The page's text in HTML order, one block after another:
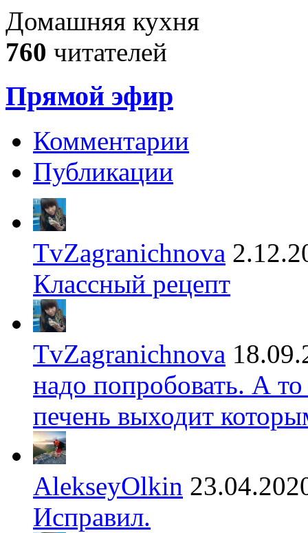
Домашняя кухня
760 читателей
Прямой эфир
Комментарии
Публикации
TvZagranichnova
Классный рецепт
TvZagranichnova
надо попробовать. А
печень выходит
AlekseyOlkin
Исправил.